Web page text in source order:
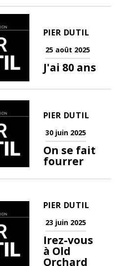
PIER DUTIL
25 août 2025
J'ai 80 ans
PIER DUTIL
30 juin 2025
On se fait
fourrer
PIER DUTIL
23 juin 2025
Irez-vous
à Old
Orchard